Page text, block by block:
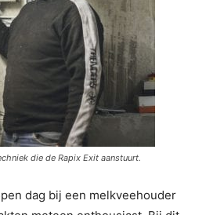
die de Rapix Exit aanstuurt.
dag bij een melkveehouder